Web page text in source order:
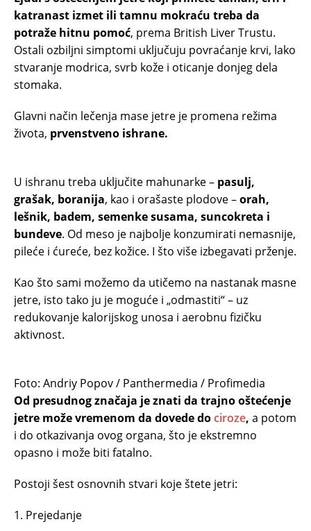
katranast izmet ili tamnu mokraću treba da
potraže hitnu pomoć, prema British Liver Trustu.
Ostali ozbiljni simptomi uključuju povraćanje krvi, lako
stvaranje modrica, svrb kože i oticanje donjeg dela
stomaka.
Glavni način lečenja mase jetre je promena režima
života, prvenstveno ishrane.
U ishranu treba uključite mahunarke – pasulj,
grašak, boranija, kao i orašaste plodove –orah,
lešnik, badem, semenke susama, suncokreta i
bundeve. Od meso je najbolje konzumirati nemasnije,
pileće i ćureće, bez kožice. I što više izbegavati prženje.
Kao što sami možemo da utičemo na nastanak masne
jetre, isto tako ju je moguće i „odmastiti“ – uz
redukovanje kalorijskog unosa i aerobnu fizičku
aktivnost.
Foto: Andriy Popov / Panthermedia / Profimedia
Od presudnog značaja je znati da trajno oštećenje
jetre može vremenom da dovede dociroze, a potom
i do otkazivanja ovog organa, što je ekstremno
opasno i može biti fatalno.
Postoji šest osnovnih stvari koje štete jetri:
1. Prejedanje